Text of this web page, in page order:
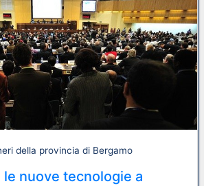
della provincia di Bergamo
le nuove tecnologie a